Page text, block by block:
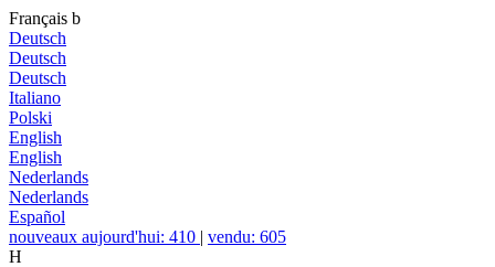
Français b
Deutsch
Deutsch
Deutsch
Italiano
Polski
English
English
Nederlands
Nederlands
Español
nouveaux aujourd'hui: 410 | vendu: 605
H